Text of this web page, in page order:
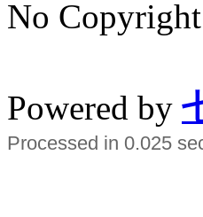
No
Powered by
Processed in 0.025